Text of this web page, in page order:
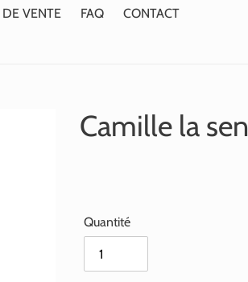
VENTE
FAQ CONTACT
Camille la
Quantité